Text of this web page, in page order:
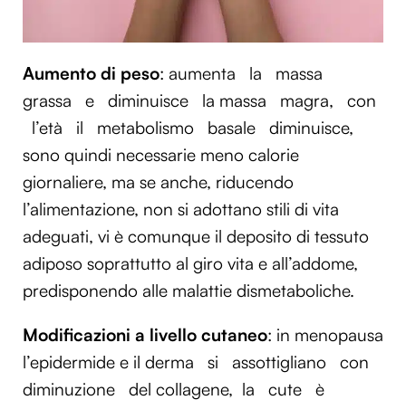
Aumento di peso: aumenta la
massa
grassa
e diminuisce la massa magra,
con
l’età
il metabolismo basale
diminuisce,
sono quindi necessarie meno calorie
giornaliere, ma se anche, riducendo
l’alimentazione, non si adottano stili di vita
adeguati, vi è comunque il deposito di tessuto
adiposo soprattutto al giro vita e all’addome,
predisponendo alle malattie dismetaboliche.
Modificazioni a livello cutaneo: in menopausa
l’epidermide e il derma si assottigliano
con
diminuzione
del collagene, la cute
è